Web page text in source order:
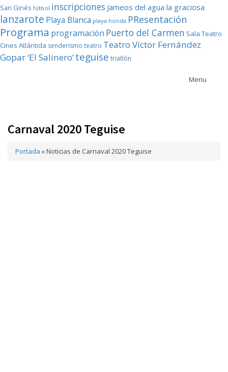
San Ginés fútbol inscripciones Jameos del agua la graciosa
lanzarote Playa Blanca playa honda PResentación
Programa programación Puerto del Carmen Sala Teatro
Cines Atlántida senderismo teatro Teatro Víctor Fernández
Gopar ‘El Salinero’teguise triatlón
Menu
Carnaval 2020 Teguise
Portada »Noticias de Carnaval 2020 Teguise